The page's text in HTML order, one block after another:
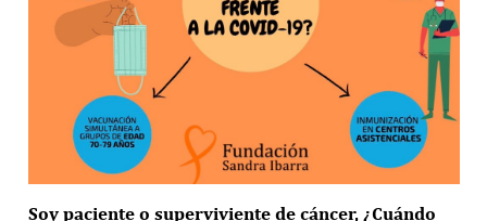
Soy paciente o superviviente de cáncer, ¿Cuándo